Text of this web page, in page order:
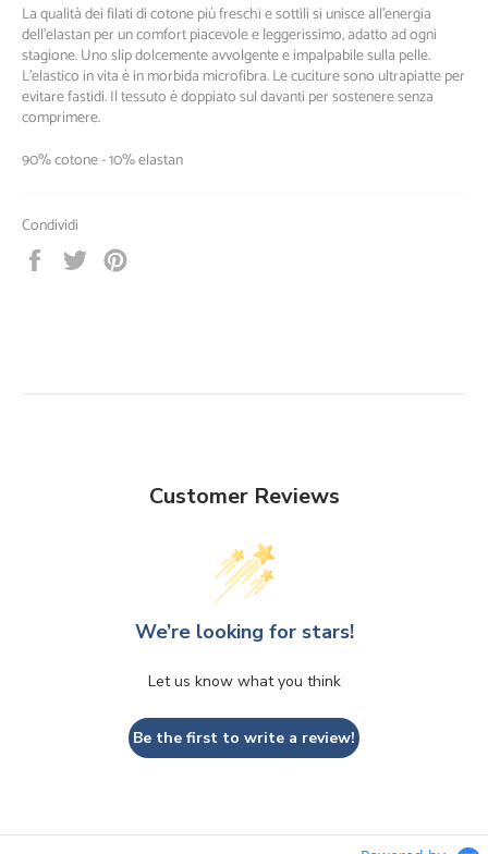
La qualità dei filati di cotone più freschi e sottili si unisce all’energia
dell’elastan per un comfort piacevole e leggerissimo, adatto ad ogni
stagione. Uno slip dolcemente avvolgente e impalpabile sulla pelle.
L’elastico in vita è in morbida microfibra. Le cuciture sono ultrapiatte per
evitare fastidi. Il tessuto è doppiato sul davanti per sostenere senza
comprimere.
90% cotone - 10% elastan
Condividi
CondividiTwitta
Customer Reviews
We’re looking for stars!
Let us know what you think
Be the first to write a review!